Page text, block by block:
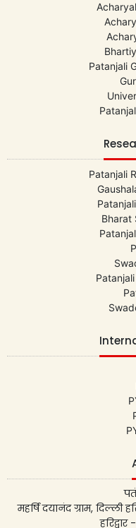
Patanjali
Patanjali
Bharat
महर्षि दयानंद ग्राम, दिल्ली